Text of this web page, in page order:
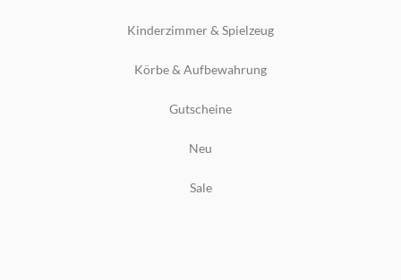
Kinderzimmer & Spielzeug
Körbe & Aufbewahrung
Gutscheine
Neu
Sale